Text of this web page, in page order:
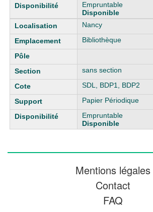
Empruntable
Disponible
Nancy
Bibliothèque
sans section
SDL, BDP1, BDP2
Papier Périodique
Empruntable
Disponible
Mentions légales
Contact
FAQ